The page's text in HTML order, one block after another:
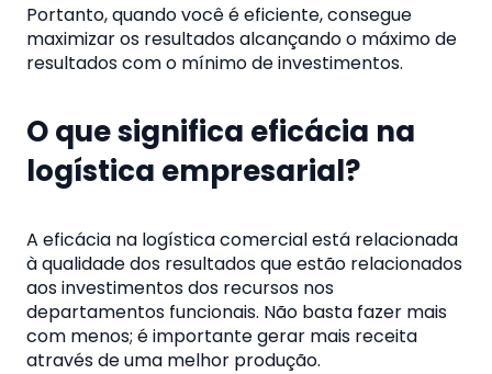
Portanto, quando você é eficiente, consegue
maximizar os resultados alcançando o máximo de
resultados com o mínimo de investimentos.
O que significa eficácia na
logística empresarial?
A eficácia na logística comercial está relacionada
à qualidade dos resultados que estão relacionados
aos investimentos dos recursos nos
departamentos funcionais. Não basta fazer mais
com menos; é importante gerar mais receita
através de uma melhor produção.